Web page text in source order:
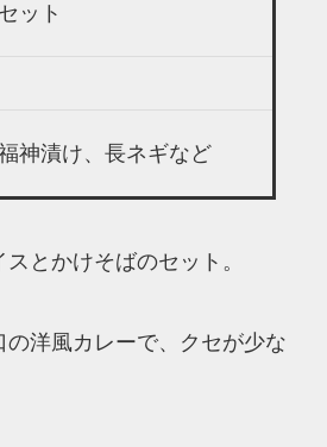
ット
神漬け、長ネギなど
とかけそばのセット。
の洋風カレーで、クセが少な